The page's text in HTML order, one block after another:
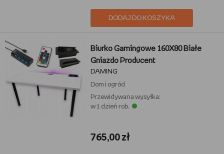
DODAJ DO KOSZYKA
Biurko Gamingowe 160X80 Białe
Gniazdo Producent
DAMING
Dom i ogród
Przewidywana wysyłka:
w 1 dzień rob.
765,00 zł